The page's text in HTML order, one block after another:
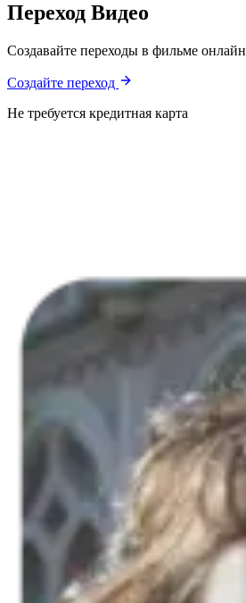
Переход Видео
Создавайте переходы в фильме онлайн
Создайте переход
Не требуется кредитная карта